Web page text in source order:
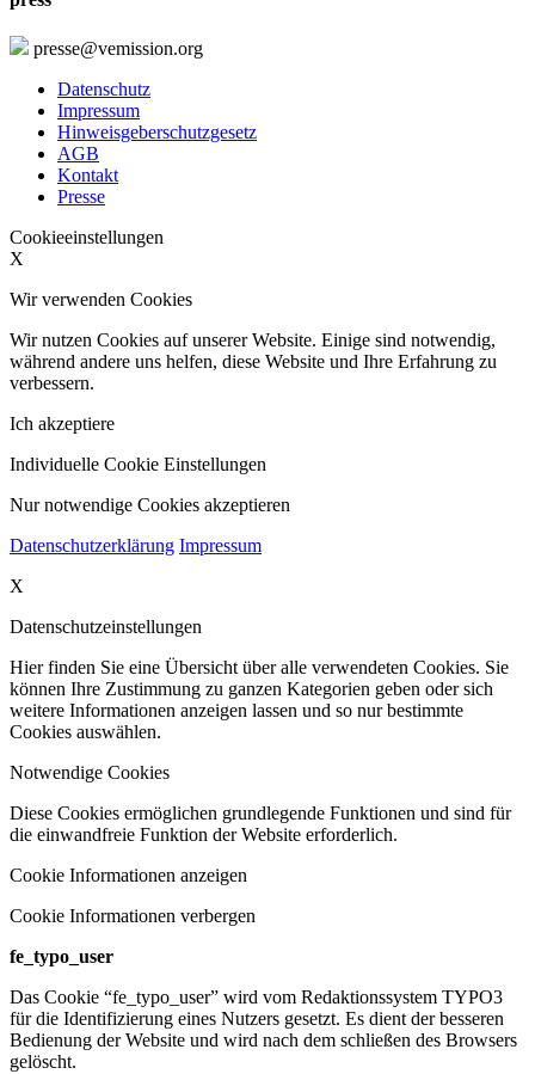
presse@vemission.org
Datenschutz
Impressum
Hinweisgeberschutzgesetz
AGB
Kontakt
Presse
Cookieeinstellungen
X
Wir verwenden Cookies
Wir nutzen Cookies auf unserer Website. Einige sind notwendig,
während andere uns helfen, diese Website und Ihre Erfahrung zu
verbessern.
Ich akzeptiere
Individuelle Cookie Einstellungen
Nur notwendige Cookies akzeptieren
Datenschutzerklärung Impressum
X
Datenschutzeinstellungen
Hier finden Sie eine Übersicht über alle verwendeten Cookies. Sie
können Ihre Zustimmung zu ganzen Kategorien geben oder sich
weitere Informationen anzeigen lassen und so nur bestimmte
Cookies auswählen.
Notwendige Cookies
Diese Cookies ermöglichen grundlegende Funktionen und sind für
die einwandfreie Funktion der Website erforderlich.
Cookie Informationen anzeigen
Cookie Informationen verbergen
fe_typo_user
Das Cookie “fe_typo_user” wird vom Redaktionssystem TYPO3
für die Identifizierung eines Nutzers gesetzt. Es dient der besseren
Bedienung der Website und wird nach dem schließen des Browsers
gelöscht.